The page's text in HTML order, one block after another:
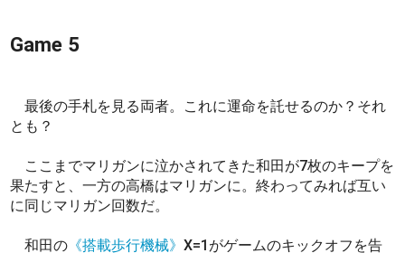
Game 5
最後の手札を見る両者。これに運命を託せるのか？それ
とも？
ここまでマリガンに泣かされてきた和田が7枚のキープを
果たすと、一方の高橋はマリガンに。終わってみれば互い
に同じマリガン回数だ。
和田の 《搭載歩行機械》X=1がゲームのキックオフを告